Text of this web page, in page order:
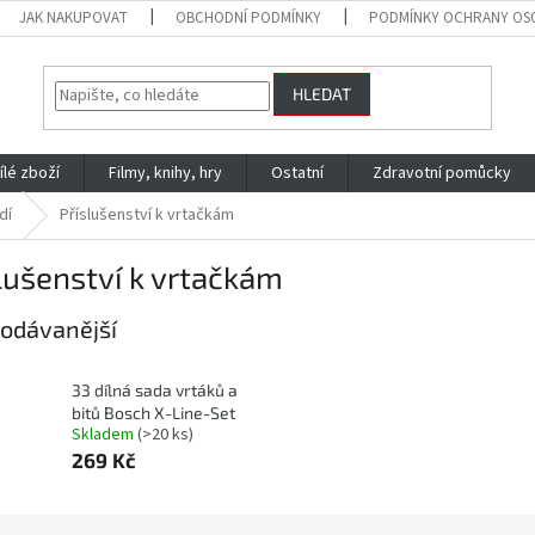
JAK NAKUPOVAT OBCHODNÍ PODMÍNKY PODMÍNKY OCHRANY
HLEDAT
zboží Filmy, knihy, hry Ostatní Zdravotní pomůcky
Příslušenství k vrtačkám
k vrtačkám
33 dílná sada vrtáků a
bitů Bosch X-Line-Set
Skladem (>20 ks)
269 Kč